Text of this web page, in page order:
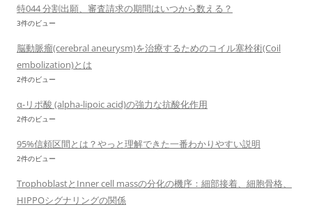
特044 分割出願、審査請求の期間はいつから数える？
3件のビュー
脳動脈瘤(cerebral aneurysm)を治療するためのコイル塞栓術(Coil
embolization)とは
2件のビュー
α-リポ酸 (alpha-lipoic acid)の強力な抗酸化作用
2件のビュー
95%信頼区間とは？やっと理解できた一番わかりやすい説明
2件のビュー
TrophoblastとInner cell massの分化の機序：細部接着、細胞骨格、
HIPPOシグナリングの関係